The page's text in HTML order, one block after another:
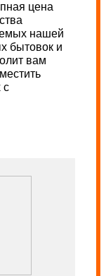
цена
нашей
бытовок и
вам
с